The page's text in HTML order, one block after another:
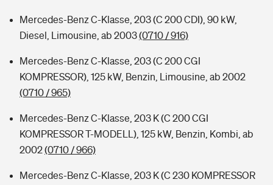
Mercedes-Benz C-Klasse, 203 (C 200 CDI), 90 kW,
Diesel, Limousine, ab 2003(0710 / 916)
Mercedes-Benz C-Klasse, 203 (C 200 CGI
KOMPRESSOR), 125 kW, Benzin, Limousine, ab 2002
(0710 / 965)
Mercedes-Benz C-Klasse, 203 K (C 200 CGI
KOMPRESSOR T-MODELL), 125 kW, Benzin, Kombi, ab
2002(0710 / 966)
Mercedes-Benz C-Klasse, 203 K (C 230 KOMPRESSOR